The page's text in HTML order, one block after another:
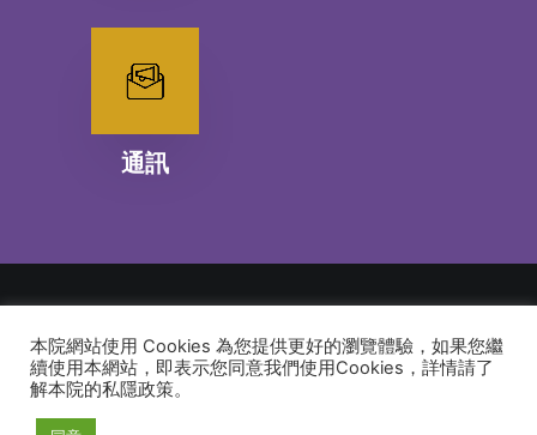
通訊
© 2026 建道神學院Alliance Bible Seminary. All rights reserved
本院網站使用 Cookies 為您提供更好的瀏覽體驗，如果您繼
續使用本網站，即表示您同意我們使用Cookies，詳情請了
解本院的私隱政策。